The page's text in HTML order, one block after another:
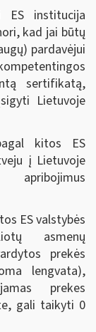
ES institucija
kad jai būtų
pardavėjui
sertifikatą,
Lietuvoje
kitos ES
į Lietuvoje
ES valstybės
asmenų
prekės
lengvata),
prekes
gali taikyti 0